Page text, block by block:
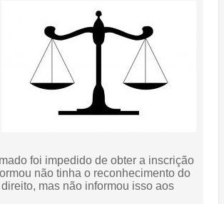
foi impedido de obter a inscrição
não tinha o reconhecimento do
mas não informou isso aos